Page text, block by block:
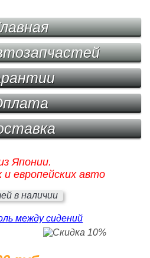
Японии.
и европейских авто
в наличии
между сидений